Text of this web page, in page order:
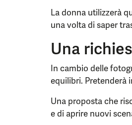
La donna utilizzerà
una volta di saper
Una
In cambio delle
equilibri. Pretenderà
Una proposta che
e di aprire nuovi